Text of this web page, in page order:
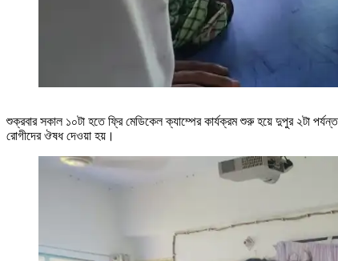
শুক্রবার সকাল ১০টা হতে ফ্রি মেডিকেল ক্যাম্পের কার্যক্রম শুরু হয়ে দুপুর ২টা
রোগীদের ঔষধ দেওয়া হয়।